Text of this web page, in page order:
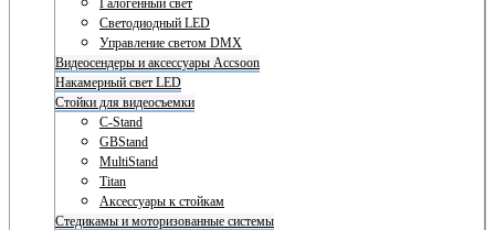
Галогенный свет
Светодиодный LED
Управление светом DMX
Видеосендеры и аксессуары Accsoon
Накамерный свет LED
Стойки для видеосъемки
C-Stand
GBStand
MultiStand
Titan
Аксессуары к стойкам
Стедикамы и моторизованные системы